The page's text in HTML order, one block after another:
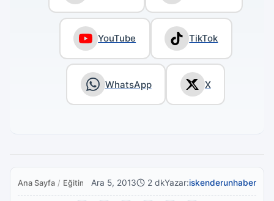
YouTube TikTok
WhatsApp X
Ana Sayfa / Eğitim Ara 5, 2013 2 dkYazar:iskenderunhaber